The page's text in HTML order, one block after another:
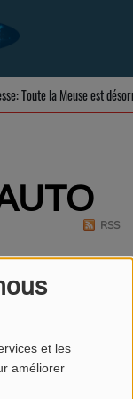
et les
améliorer
Toute la Meuse est
RSS